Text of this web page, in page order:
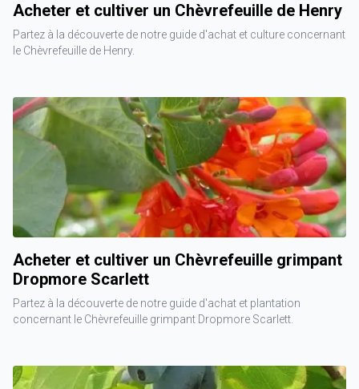
Acheter et cultiver un Chèvrefeuille de Henry
Partez à la découverte de notre guide d'achat et culture concernant
le Chèvrefeuille de Henry.
Acheter et cultiver un Chèvrefeuille grimpant
Dropmore Scarlett
Partez à la découverte de notre guide d'achat et plantation
concernant le Chèvrefeuille grimpant Dropmore Scarlett.